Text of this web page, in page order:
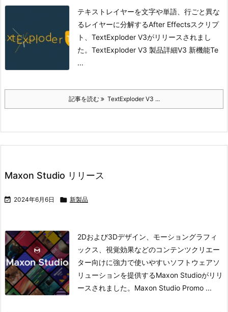
テキストレイヤーを文字や単語、行ごと異な
るレイヤーに分解するAfter Effectsスクリプ
ト、TextExploder V3がリリースされまし
た。 TextExploder V3 製品詳細V3 新機能Te
...
記事を読む TextExploder V3 ...
Maxon Studio リリース
 2024年6月6日  新製品
2Dおよび3Dデザイン、モーショングラフィ
ックス、視覚効果などのコンテンツクリエー
ター向けに強力で使いやすいソフトウェアソ
リューションを提供するMaxon Studioがリリ
ースされました。 Maxon Studio Promo ...